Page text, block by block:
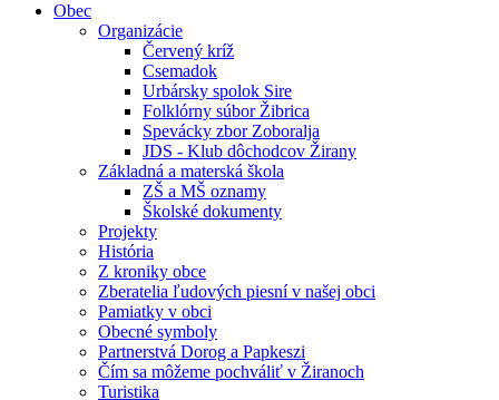
Obec
Organizácie
Červený kríž
Csemadok
Urbársky spolok Sire
Folklórny súbor Žibrica
Spevácky zbor Zoboralja
JDS - Klub dôchodcov Žirany
Základná a materská škola
ZŠ a MŠ oznamy
Školské dokumenty
Projekty
História
Z kroniky obce
Zberatelia ľudových piesní v našej obci
Pamiatky v obci
Obecné symboly
Partnerstvá Dorog a Papkeszi
Čím sa môžeme pochváliť v Žiranoch
Turistika